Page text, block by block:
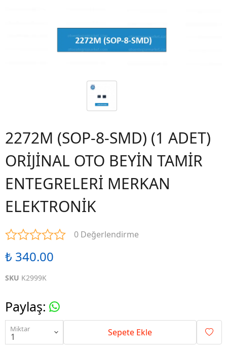
2272M (SOP-8-SMD) (1 ADET)
ORİJİNAL OTO BEYİN TAMİR
ENTEGRELERİ MERKAN
ELEKTRONİK
0 Değerlendirme
₺ 340.00
SKU K2999K
Paylaş:
Miktar Sepete Ekle